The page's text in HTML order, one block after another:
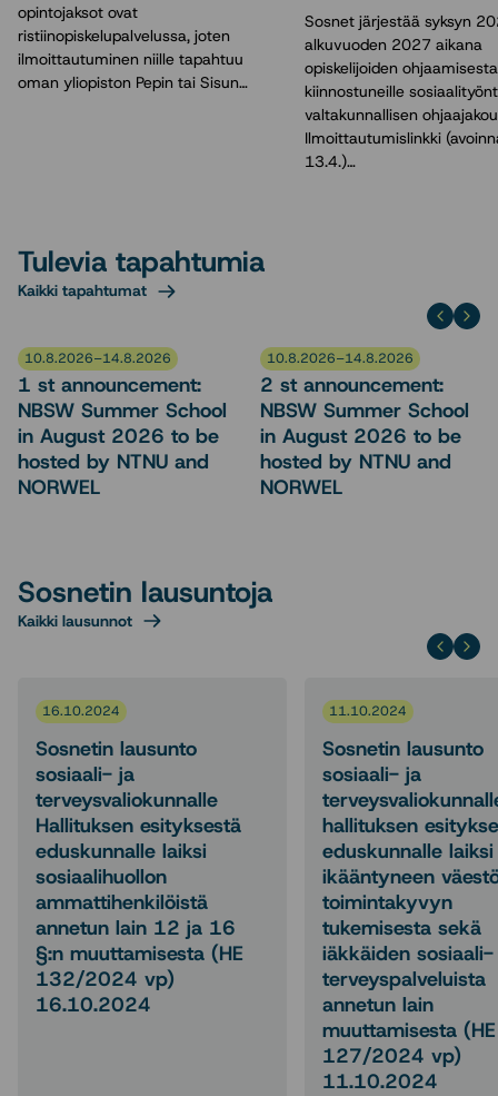
opintojaksot ovat
ristiinopiskelupalvelussa, joten
ilmoittautuminen niille tapahtuu
oman yliopiston Pepin tai Sisun…
Sosnet järjestää syksyn
alkuvuoden 2027 aikana
opiskelijoiden ohjaamisesta
kiinnostuneille
valtakunnallisen
Ilmoittautumislinkki
13.4.)…
Tulevia tapahtumia
Kaikki tapahtumat
10.8.2026–14.8.2026
1 st announcement:
NBSW Summer School
in August 2026 to be
hosted by NTNU and
NORWEL
10.8.2026–14.8.2026
2 st announcement:
NBSW Summer School
in August 2026 to be
hosted by NTNU and
NORWEL
Sosnetin lausuntoja
Kaikki lausunnot
16.10.2024
Sosnetin lausunto
sosiaali- ja
terveysvaliokunnalle
Hallituksen esityksestä
eduskunnalle laiksi
sosiaalihuollon
ammattihenkilöistä
annetun lain 12 ja 16
§:n muuttamisesta (HE
132/2024 vp)
16.10.2024
11.10.2024
Sosnetin lausunto
sosiaali- ja
hallituksen
eduskunnalle laiksi
ikääntyneen
toimintakyvyn
tukemisesta sekä
iäkkäiden
terveyspalveluista
annetun lain
muuttamisesta (HE
127/2024 vp)
11.10.2024